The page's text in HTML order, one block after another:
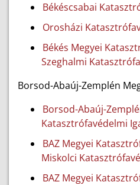
Békéscsabai
Orosházi
Békés Megyei
Szeghalmi
Borsod-Abaúj-Zemplén
Borsod-Abaúj-
Katasztrófavédelmi
BAZ Megyei
Miskolci
BAZ Megyei